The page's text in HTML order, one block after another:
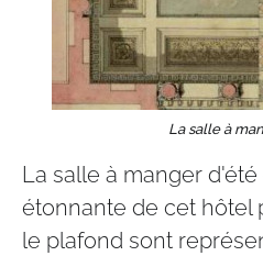
La salle à
La salle à manger
étonnante de cet hôtel
le plafond sont